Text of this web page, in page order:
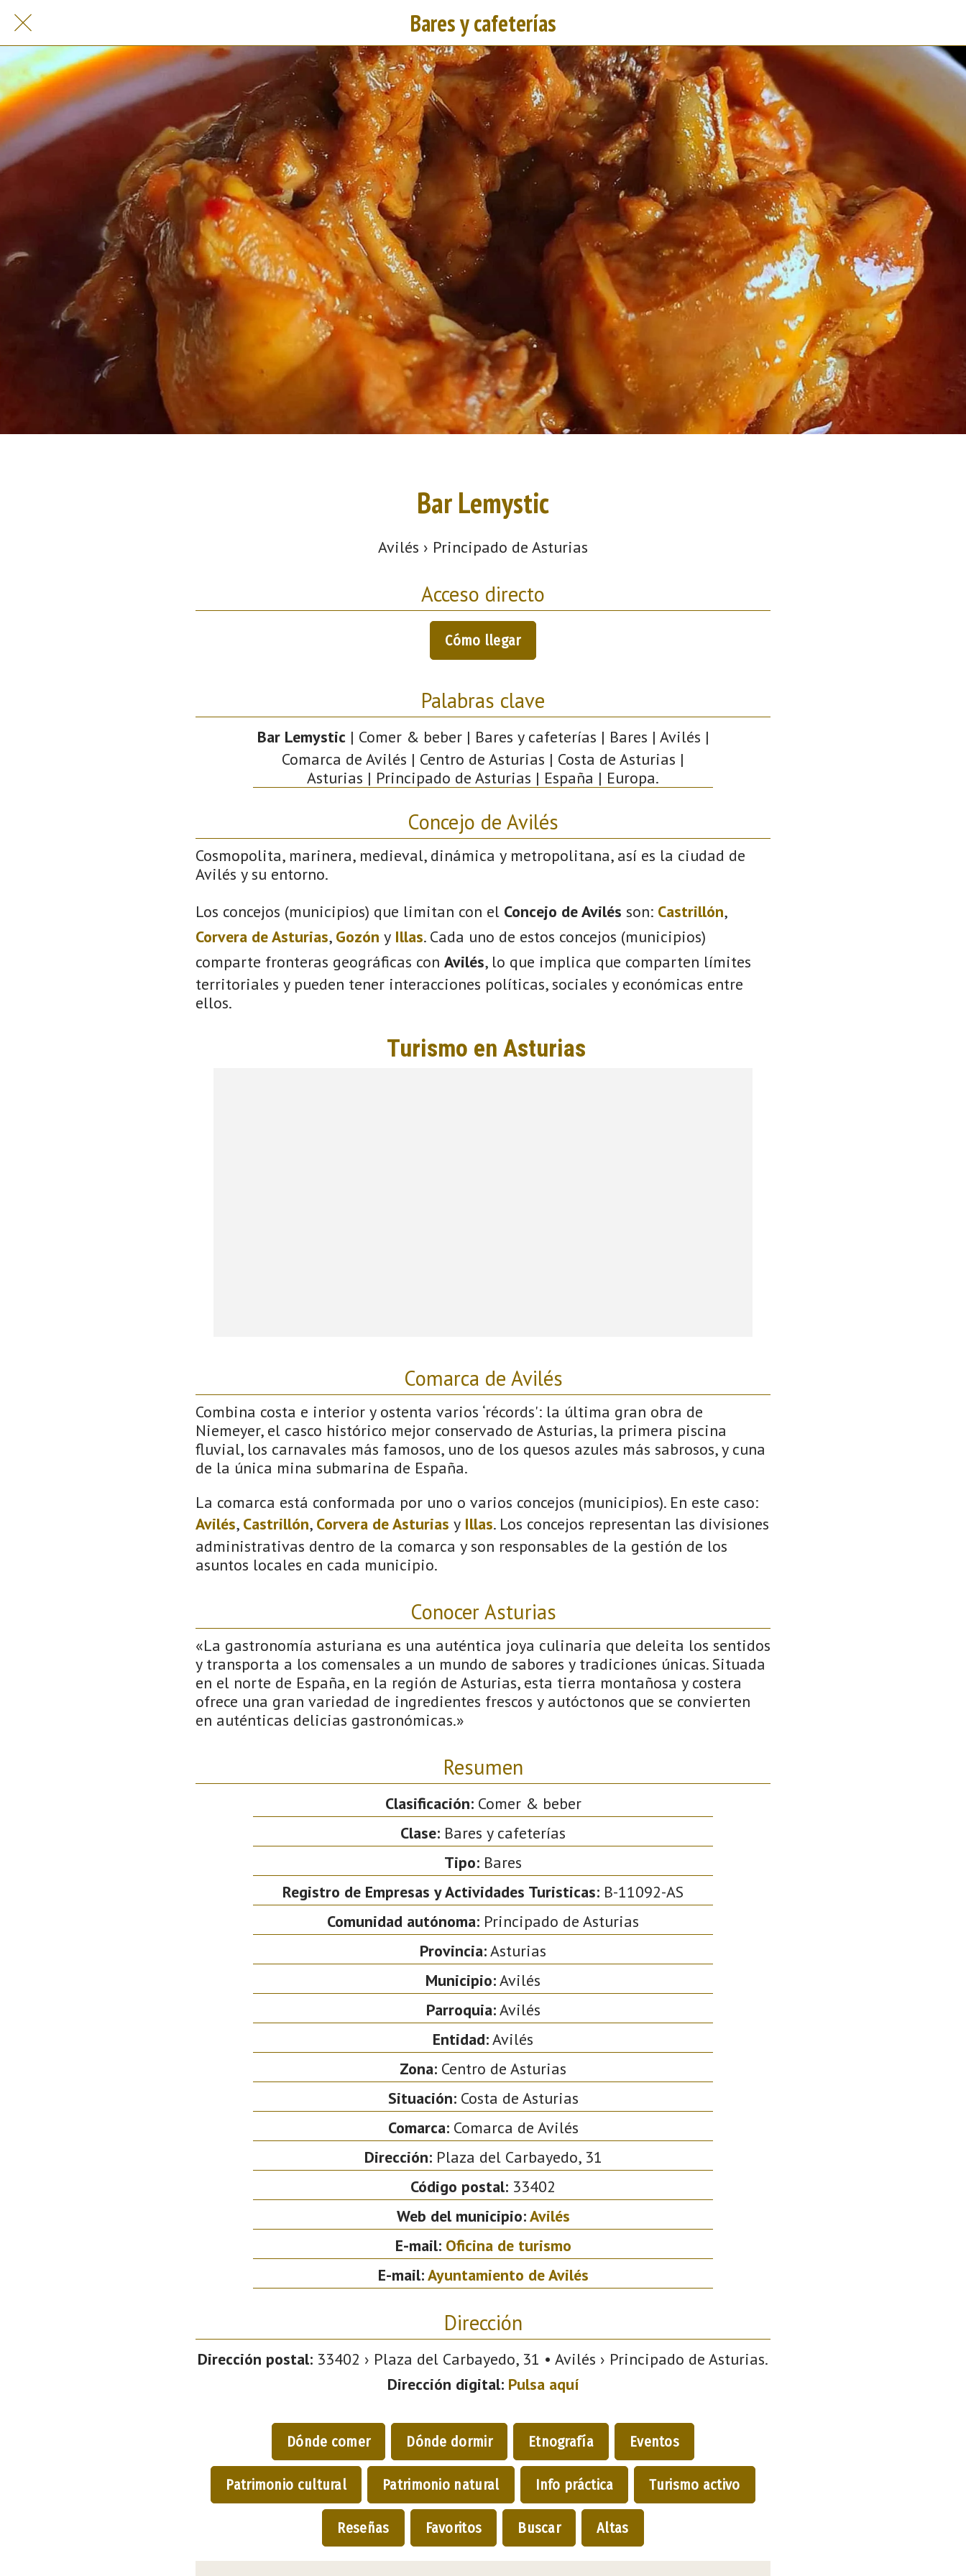
Bares y cafeterías
Bar Lemystic
Avilés › Principado de Asturias
Acceso directo
Cómo llegar
Palabras clave
Bar Lemystic| Comer & beber | Bares y cafeterías | Bares | Avilés |
Comarca de Avilés | Centro de Asturias | Costa de Asturias |
Asturias | Principado de Asturias | España | Europa.
Concejo de Avilés
Cosmopolita, marinera, medieval, dinámica y metropolitana, así es la ciudad de
Avilés y su entorno.
Los concejos (municipios) que limitan con el Concejo de Avilés son: Castrillón,
Corvera de Asturias, Gozón y Illas. Cada uno de estos concejos (municipios)
comparte fronteras geográficas con Avilés, lo que implica que comparten límites
territoriales y pueden tener interacciones políticas, sociales y económicas entre
ellos.
Comarca de Avilés
Combina costa e interior y ostenta varios ‘récords': la última gran obra de
Niemeyer, el casco histórico mejor conservado de Asturias, la primera piscina
fluvial, los carnavales más famosos, uno de los quesos azules más sabrosos, y cuna
de la única mina submarina de España.
La comarca está conformada por uno o varios concejos (municipios). En este caso:
Avilés, Castrillón, Corvera de Asturias y Illas. Los concejos representan las divisiones
administrativas dentro de la comarca y son responsables de la gestión de los
asuntos locales en cada municipio.
Conocer Asturias
«La gastronomía asturiana es una auténtica joya culinaria que deleita los sentidos
y transporta a los comensales a un mundo de sabores y tradiciones únicas. Situada
en el norte de España, en la región de Asturias, esta tierra montañosa y costera
ofrece una gran variedad de ingredientes frescos y autóctonos que se convierten
en auténticas delicias gastronómicas.»
Resumen
Clasificación:Comer & beber
Clase: Bares y cafeterías
Tipo: Bares
Registro de Empresas y Actividades Turisticas: B-11092-AS
Comunidad autónoma: Principado de Asturias
Provincia:Asturias
Municipio:Avilés
Parroquia:Avilés
Entidad:Avilés
Zona: Centro de Asturias
Situación:Costa de Asturias
Comarca:Comarca de Avilés
Dirección:Plaza del Carbayedo, 31
Código postal: 33402
Web del municipio:Avilés
E-mail: Oficina de turismo
E-mail:Ayuntamiento de Avilés
Dirección
Dirección postal: 33402 › Plaza del Carbayedo, 31 • Avilés › Principado de Asturias.
Dirección digital: Pulsa aquí
Dónde comer Dónde dormir Etnografía Eventos
Patrimonio cultural Patrimonio natural Info práctica Turismo activo
Reseñas Favoritos Buscar Altas